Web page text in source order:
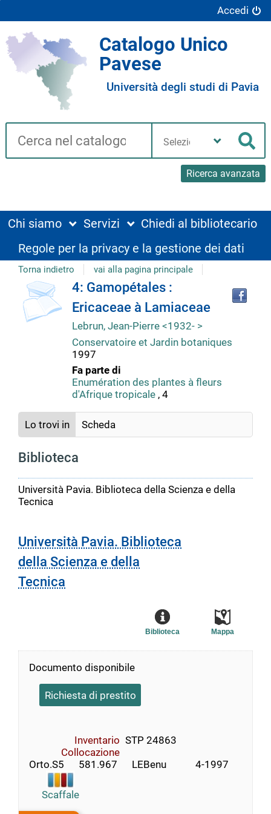
Accedi
Catalogo Unico
Pavese
Università degli studi di Pavia
Cerca su "Catalogo"
Ricerca avanzata
biblioteca
Chi siamo Servizi
Chiedi al bibliotecario
Regole per la privacy e la gestione dei dati
Torna indietro vai alla pagina principale
Dettaglio
del
documento
4: Gamopétales :
Ericaceae à Lamiaceae
Lebrun, Jean-Pierre <1932- >
Conservatoire et Jardin botaniques
1997
Fa parte di
Enumération des plantes à fleurs
d'Afrique tropicale, 4
Lo trovi in Scheda
Biblioteca
Università Pavia. Biblioteca della Scienza e della
Tecnica
Università Pavia. Biblioteca
della Scienza e della
Tecnica
Mappa
Biblioteca
Documento disponibile
Richiesta di prestito
Inventario STP 24863
Collocazione
Orto.S5      581.967      LEBenu            4-1997
Scaffale